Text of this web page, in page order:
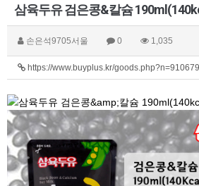
삼육두유 검은콩&칼슘
손은석9705서울 0 1,035
https://www.buyplus.kr/